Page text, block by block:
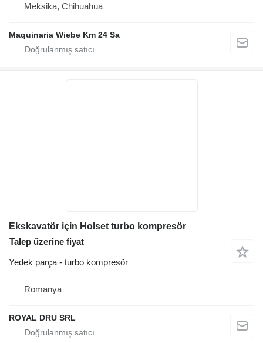
Meksika, Chihuahua
Maquinaria Wiebe Km 24 Sa
Ekskavatör için Holset turbo kompresör
Talep üzerine fiyat
Yedek parça - turbo kompresör
Romanya
ROYAL DRU SRL